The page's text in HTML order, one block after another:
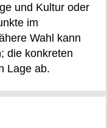
und Kultur oder
im
Wahl kann
die konkreten
Lage ab.